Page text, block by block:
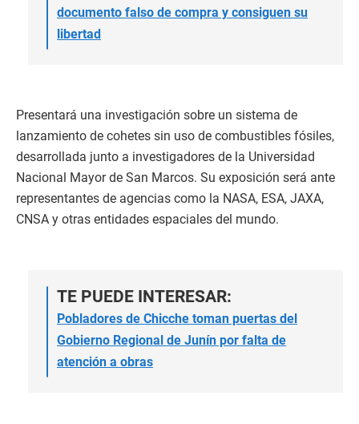
documento falso de compra y consiguen su
libertad
Presentará una investigación sobre un sistema de
lanzamiento de cohetes sin uso de combustibles fósiles,
desarrollada junto a investigadores de la Universidad
Nacional Mayor de San Marcos. Su exposición será ante
representantes de agencias como la NASA, ESA, JAXA,
CNSA y otras entidades espaciales del mundo.
TE PUEDE INTERESAR:
Pobladores de Chicche toman puertas del
Gobierno Regional de Junín por falta de
atención a obras